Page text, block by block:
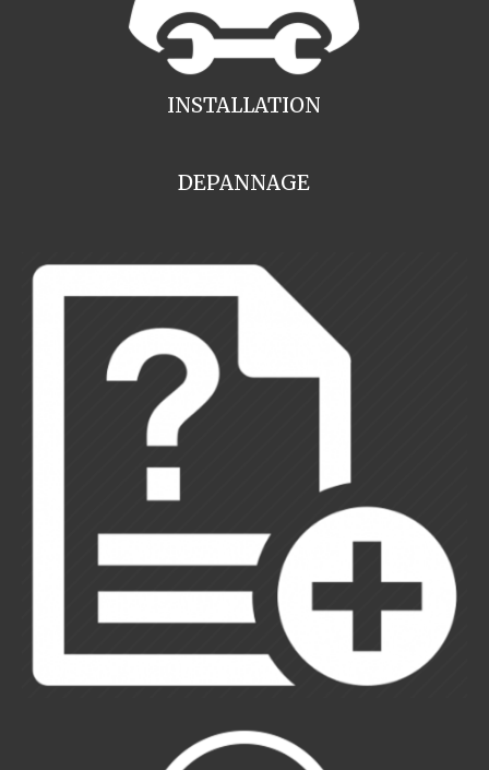
INSTALLATION
DEPANNAGE